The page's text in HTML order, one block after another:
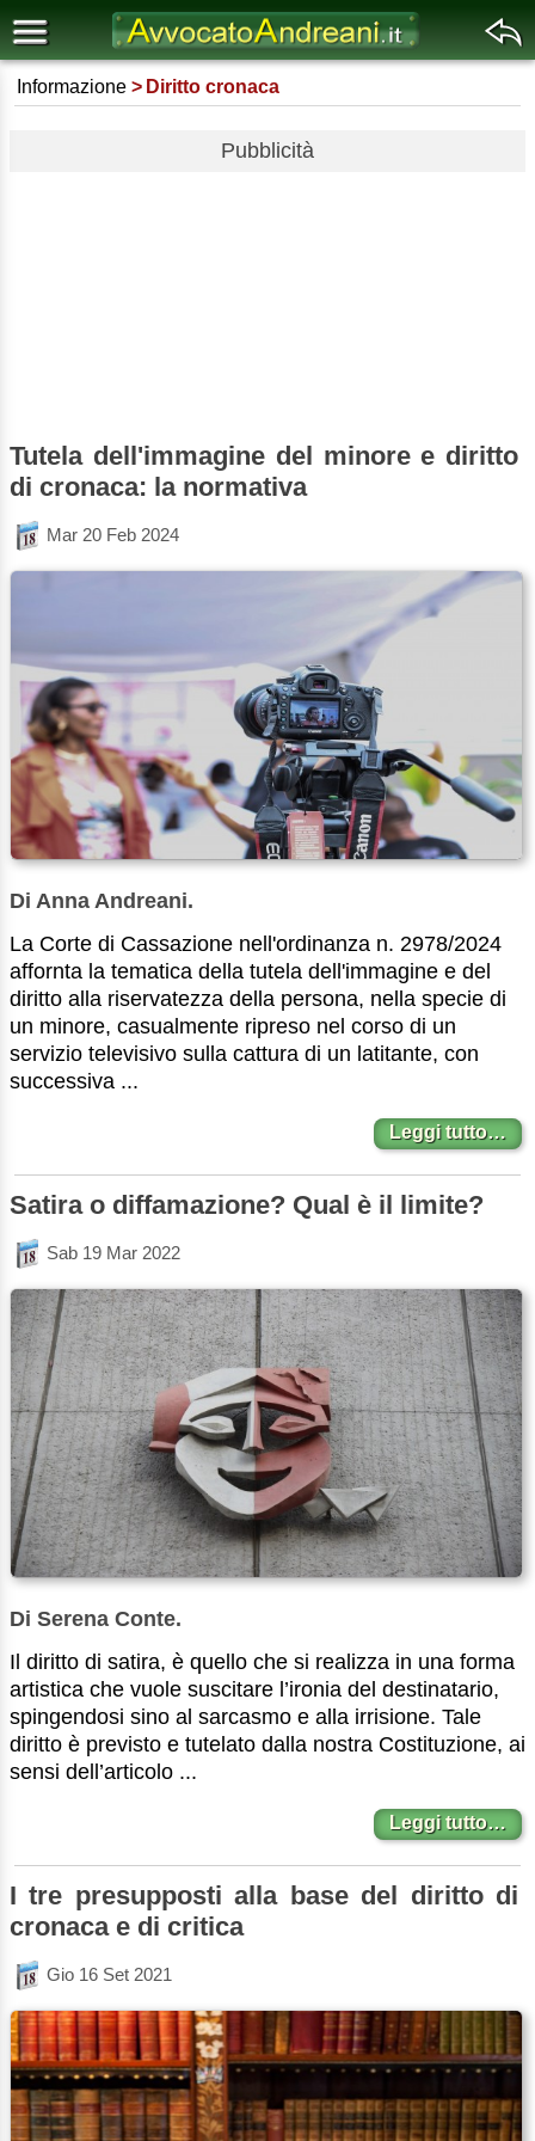
Informazione Diritto cronaca
Pubblicità
Tutela dell'immagine del minore e diritto
di cronaca: la normativa
Mar 20 Feb 2024
Di Anna Andreani.
La Corte di Cassazione nell'ordinanza n. 2978/2024
affornta la tematica della tutela dell'immagine e del
diritto alla riservatezza della persona, nella specie di
un minore, casualmente ripreso nel corso di un
servizio televisivo sulla cattura di un latitante, con
successiva ...
Leggi tutto…
Satira o diffamazione? Qual è il limite?
Sab 19 Mar 2022
Di Serena Conte.
Il diritto di satira, è quello che si realizza in una forma
artistica che vuole suscitare l’ironia del destinatario,
spingendosi sino al sarcasmo e alla irrisione. Tale
diritto è previsto e tutelato dalla nostra Costituzione, ai
sensi dell’articolo ...
Leggi tutto…
I tre presupposti alla base del diritto di
cronaca e di critica
Gio 16 Set 2021